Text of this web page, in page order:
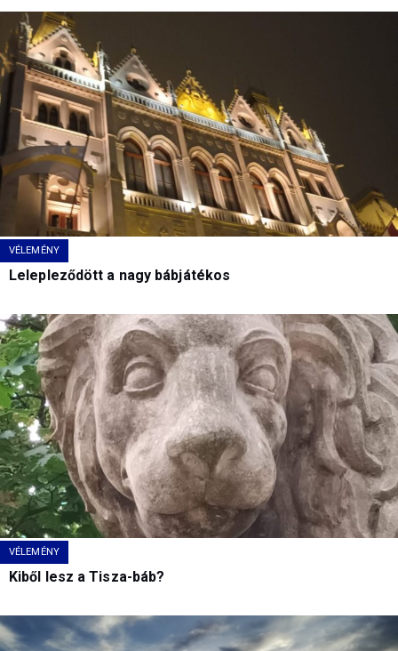
VÉLEMÉNY
Lelepleződött a nagy bábjátékos
VÉLEMÉNY
Kiből lesz a Tisza-báb?